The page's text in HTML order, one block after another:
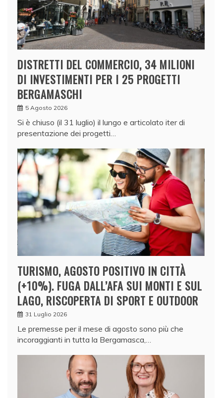
DISTRETTI DEL COMMERCIO, 34 MILIONI
DI INVESTIMENTI PER I 25 PROGETTI
BERGAMASCHI
5 Agosto 2026
Si è chiuso (il 31 luglio) il lungo e articolato iter di
presentazione dei progetti…
TURISMO, AGOSTO POSITIVO IN CITTÀ
(+10%). FUGA DALL’AFA SUI MONTI E SUL
LAGO, RISCOPERTA DI SPORT E OUTDOOR
31 Luglio 2026
Le premesse per il mese di agosto sono più che
incoraggianti in tutta la Bergamasca,…